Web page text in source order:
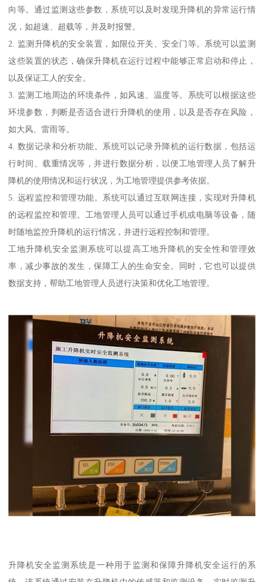
向等。通过监测这些参数，系统可以及时发现升降机的异常运行情
况，如超速、超载等，并及时报警。
2. 监测升降机的安全装置，如限位开关、安全门等。系统可以监测
这些装置的状态，确保升降机在运行过程中能够正常启动和停止，
以及保证工人的安全。
3. 监测工地周边的环境条件，如风速、温度等。系统可以根据这些
环境参数，判断是否适合进行升降机的使用，以及是否存在风险，
如大风、雷雨等。
4. 数据记录和分析功能。系统可以记录升降机的运行数据，包括运
行时间、载重情况等，并进行数据分析，以便工地管理人员了解升
降机的使用情况和运行状况，为工地管理提供参考依据。
5. 远程监控和管理功能。系统可以通过互联网连接，实现对升降机
的远程监控和管理。工地管理人员可以通过手机或电脑等设备，随
时随地监控升降机的运行情况，并进行远程控制和管理。
工地升降机安全监测系统可以提高工地升降机的安全性和管理效
率，减少事故的发生，保障工人的生命安全。同时，它也可以提供
数据支持，帮助工地管理人员进行决策和优化工地管理。
升降机安全监测系统是一种用于监测和保障升降机安全运行的系